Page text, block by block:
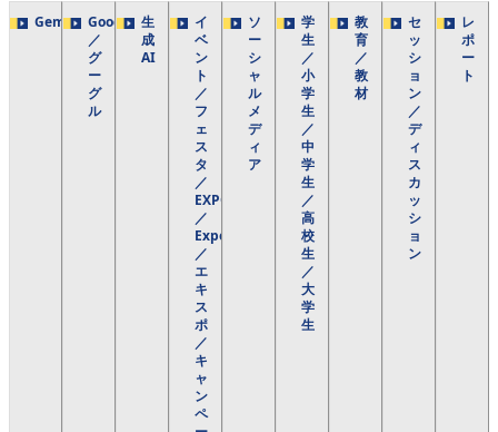
Gemini Google
／
グ
ー
グ
ル
生
成
AI
イ
ベ
ン
ト
／
フ
ェ
ス
タ
／
EXPO
／
Expo
／
エ
キ
ス
ポ
／
キ
ャ
ン
ペ
ソ
ー
シ
ャ
ル
メ
デ
ィ
ア
学
生
／
小
学
生
／
中
学
生
／
高
校
生
／
大
学
生
教
育
／
教
材
セ
ッ
シ
ョ
ン
／
デ
ィ
ス
カ
ッ
シ
ョ
ン
レ
ポ
ー
ト